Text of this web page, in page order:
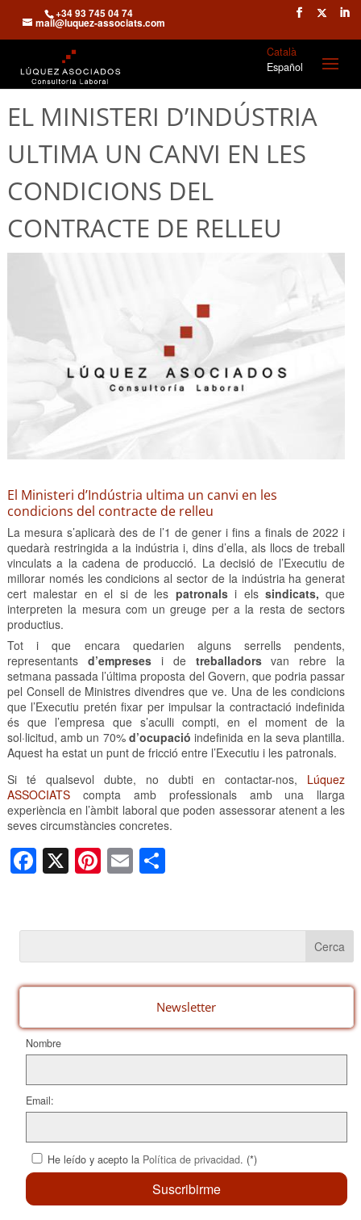
+34 93 745 04 74
mail@luquez-associats.com
Català
Español
EL MINISTERI D’INDÚSTRIA
ULTIMA UN CANVI EN LES
CONDICIONS DEL
CONTRACTE DE RELLEU
El Ministeri d’Indústria ultima un canvi en les
condicions del contracte de relleu
La mesura s’aplicarà des de l’1 de gener i fins a finals de 2022 i
quedarà restringida a la indústria i, dins d’ella, als llocs de treball
vinculats a la cadena de producció. La decisió de l’Executiu de
millorar només les condicions al sector de la indústria ha generat
cert malestar en el si de les patronalsi els sindicats, que
interpreten la mesura com un greuge per a la resta de sectors
productius.
Tot i que encara quedarien alguns serrells pendents,
representants d’empresesi de treballadorsvan rebre la
setmana passada l’última proposta del Govern, que podria passar
pel Consell de Ministres divendres que ve. Una de les condicions
que l’Executiu pretén fixar per impulsar la contractació indefinida
és que l’empresa que s’aculli compti, en el moment de la
sol·licitud, amb un 70% d’ocupació indefinida en la seva plantilla.
Aquest ha estat un punt de fricció entre l’Executiu i les patronals.
Si té qualsevol dubte, no dubti en contactar-nos, Lúquez
ASSOCIATScompta amb professionals amb una llarga
experiència en l’àmbit laboral que poden assessorar atenent a les
seves circumstàncies concretes.
F
a
e
b
o
k
X Pi
nt
e
st
E
m
C
p
ar
te
ix
Newsletter
Nombre
Email:
He leído y acepto la Política de privacidad. (*)